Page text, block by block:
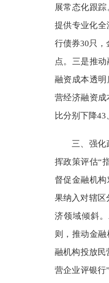
展常态化跟
提供专业化全
行债券30只，
点。三是推
融资成本透
营经济融资
比分别下降43
三、强化
挥政策评估“
督促金融机
果纳入对辖区
济领域倾斜
则，推动金
融机构投放民
营企业评银行